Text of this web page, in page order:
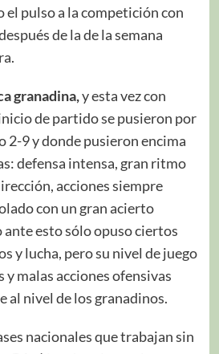
el pulso a la competición con
de la de la semana
granadina,y esta vez con
de partido se pusieron por
2-9 y donde pusieron encima
defensa intensa, gran ritmo
acciones siempre
con un gran acierto
esto sólo opuso ciertos
y lucha, pero su nivel de juego
malas acciones ofensivas
al nivel de los granadinos.
nacionales que trabajan sin